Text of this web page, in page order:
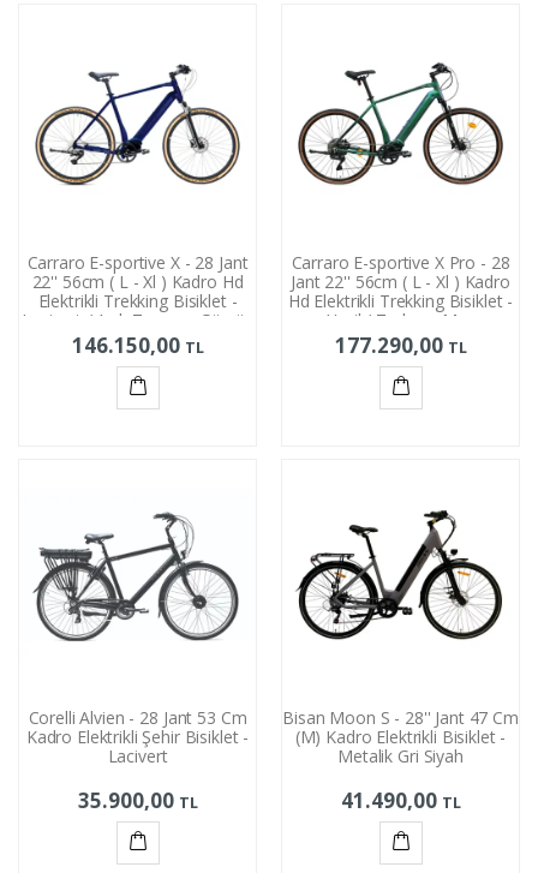
Carraro E-sportive X - 28 Jant
22'' 56cm ( L - Xl ) Kadro Hd
Elektrikli Trekking Bisiklet -
Lacivert / Açık Turuncu Gümüş
146.150,00 TL
Carraro E-sportive X Pro - 28
Jant 22'' 56cm ( L - Xl ) Kadro
Hd Elektrikli Trekking Bisiklet -
Yeşil / Turkuaz Mor
177.290,00 TL
Corelli Alvien - 28 Jant 53 Cm
Kadro Elektrikli Şehir Bisiklet -
Lacivert
35.900,00 TL
Bisan Moon S - 28'' Jant 47 Cm
(M) Kadro Elektrikli Bisiklet -
Metalik Gri Siyah
41.490,00 TL